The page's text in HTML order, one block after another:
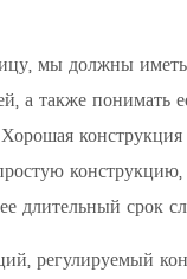
мы должны
а также понимать
длительный срок
регулируемый